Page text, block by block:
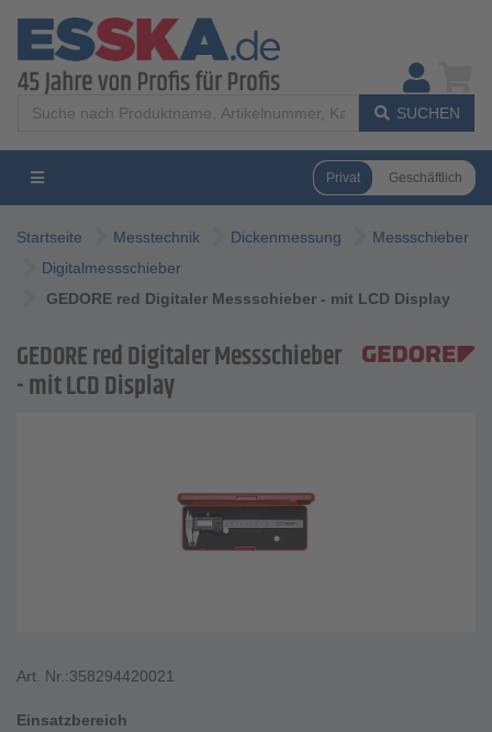
SUCHEN
Privat Geschäftlich
Startseite Messtechnik Dickenmessung
Messschieber
Digitalmessschieber
GEDORE red Digitaler Messschieber - mit LCD Display
GEDORE red Digitaler Messschieber
- mit LCD Display
Art. Nr.:358294420021
Einsatzbereich